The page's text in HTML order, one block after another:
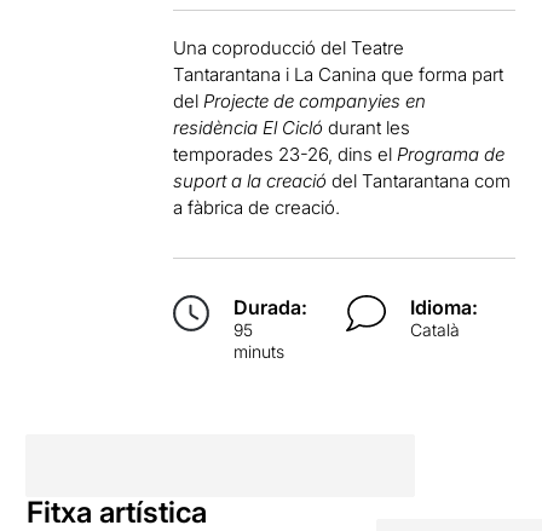
Una coproducció del Teatre
Tantarantana i La Canina que forma part
delProjecte de companyies en
residència El Cicló durant les
temporades 23-26, dins elPrograma de
suport a la creació del Tantarantana com
a fàbrica de creació.
Durada:
95
minuts
Idioma:
Català
Fitxa artística